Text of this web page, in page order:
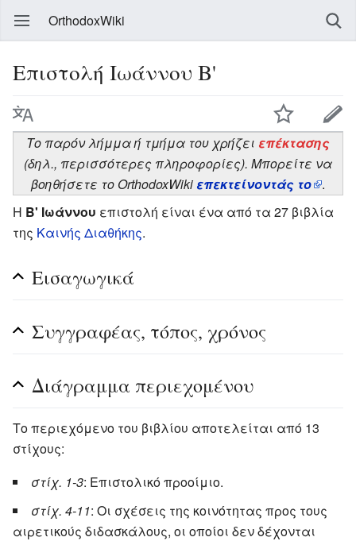
OrthodoxWiki
Eπιστολή Ιωάννου Β'
Το παρόν λήμμα ή τμήμα του χρήζει επέκτασης
(δηλ., περισσότερες πληροφορίες). Μπορείτε να
βοηθήσετε το OrthodoxWiki επεκτείνοντάς το
.
Η Β' Ιωάννου επιστολή είναι ένα από τα 27 βιβλία
της Καινής Διαθήκης.
Εισαγωγικά
Συγγραφέας, τόπος, χρόνος
Διάγραμμα περιεχομένου
Το περιεχόμενο του βιβλίου αποτελείται από 13
στίχους:
στίχ. 1-3: Επιστολικό προοίμιο.
στίχ. 4-11: Οι σχέσεις της κοινότητας προς τους
αιρετικούς διδασκάλους, οι οποίοι δεν δέχονται